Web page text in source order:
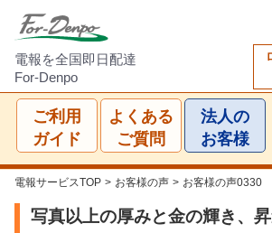
電報を全国即日配達
For-Denpo
ご利用
ガイド
よくある
ご質問
法人の
お客様
電報サービスTOP > お客様の声 > お客様の声0330
写真以上の厚みと金の輝き、